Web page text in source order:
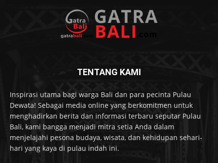
TENTANG KAMI
Inspirasi utama bagi warga Bali dan para pecinta Pulau
Dewata! Sebagai media online yang berkomitmen untuk
menghadirkan berita dan informasi terbaru seputar Pulau
Bali, kami bangga menjadi mitra setia Anda dalam
menjelajahi pesona budaya, wisata, dan kehidupan sehari-
hari yang kaya di pulau indah ini.